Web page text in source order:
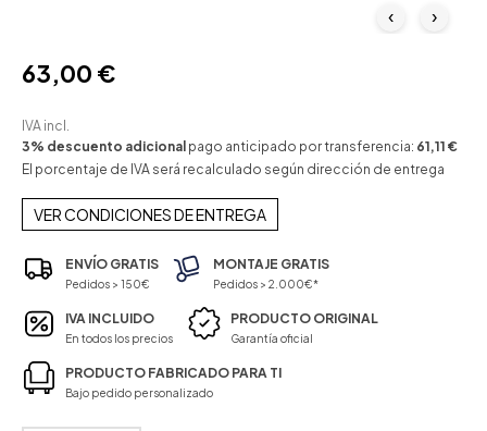
‹ ›
63,00 €
IVA incl.
3% descuento adicional pago anticipado por transferencia: 61,11 €
El porcentaje de IVA será recalculado según dirección de entrega
VER CONDICIONES DE ENTREGA
ENVÍO GRATIS
Pedidos > 150€
MONTAJE GRATIS
Pedidos > 2.000€*
IVA INCLUIDO
En todos los precios
PRODUCTO ORIGINAL
Garantía oficial
PRODUCTO FABRICADO PARA TI
Bajo pedido personalizado